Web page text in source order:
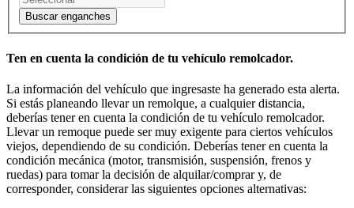
Buscar enganches
Ten en cuenta la condición de tu vehículo remolcador.
La información del vehículo que ingresaste ha generado esta alerta.
Si estás planeando llevar un remolque, a cualquier distancia,
deberías tener en cuenta la condición de tu vehículo remolcador.
Llevar un remoque puede ser muy exigente para ciertos vehículos
viejos, dependiendo de su condición. Deberías tener en cuenta la
condición mecánica (motor, transmisión, suspensión, frenos y
ruedas) para tomar la decisión de alquilar/comprar y, de
corresponder, considerar las siguientes opciones alternativas: